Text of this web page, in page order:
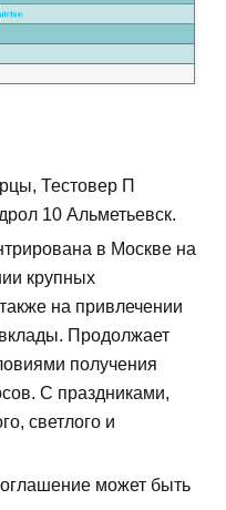
Тестовер П
10 Альметьевск.
в Москве на
крупных
на привлечении
Продолжает
получения
С праздниками,
светлого и
может быть